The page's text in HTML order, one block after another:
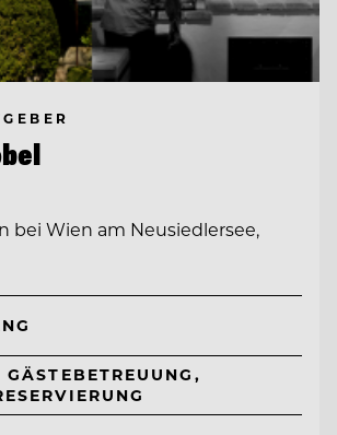
bei Wien am Neusiedlersee,